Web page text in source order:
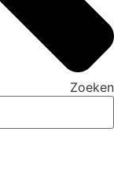
Zoeken